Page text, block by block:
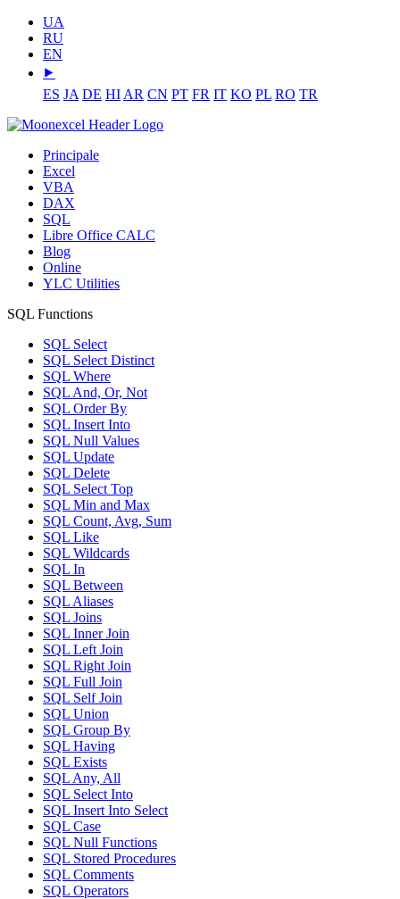
UA
RU
EN
⯈
ES JA DE HI AR CN PT FR IT KO PL RO TR
Principale
Excel
VBA
DAX
SQL
Libre Office CALC
Blog
Online
YLC Utilities
SQL Functions
SQL Select
SQL Select Distinct
SQL Where
SQL And, Or, Not
SQL Order By
SQL Insert Into
SQL Null Values
SQL Update
SQL Delete
SQL Select Top
SQL Min and Max
SQL Count, Avg, Sum
SQL Like
SQL Wildcards
SQL In
SQL Between
SQL Aliases
SQL Joins
SQL Inner Join
SQL Left Join
SQL Right Join
SQL Full Join
SQL Self Join
SQL Union
SQL Group By
SQL Having
SQL Exists
SQL Any, All
SQL Select Into
SQL Insert Into Select
SQL Case
SQL Null Functions
SQL Stored Procedures
SQL Comments
SQL Operators